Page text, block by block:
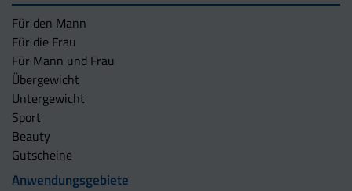
Für den Mann
Für die Frau
Für Mann und Frau
Übergewicht
Untergewicht
Sport
Beauty
Gutscheine
Anwendungsgebiete